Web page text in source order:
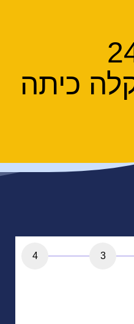
25
כיתה
3
4